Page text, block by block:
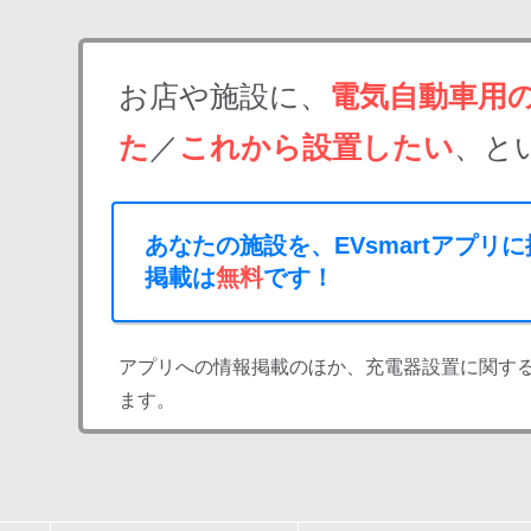
お店や施設に、 電気自動車用
た ／ これから設置したい、と
あなたの施設を、EVsmartアプリ
掲載は無料です！
アプリへの情報掲載のほか、充電器設置に関す
ます。